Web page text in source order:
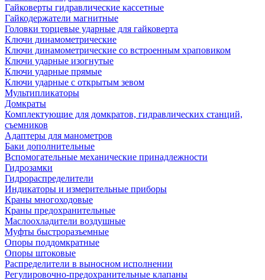
Гайковерты гидравлические кассетные
Гайкодержатели магнитные
Головки торцевые ударные для гайковерта
Ключи динамометрические
Ключи динамометрические со встроенным храповиком
Ключи ударные изогнутые
Ключи ударные прямые
Ключи ударные с открытым зевом
Мультипликаторы
Домкраты
Комплектующие для домкратов, гидравлических станций,
съемников
Адаптеры для манометров
Баки дополнительные
Вспомогательные механические принадлежности
Гидрозамки
Гидрораспределители
Индикаторы и измерительные приборы
Краны многоходовые
Краны предохранительные
Маслоохладители воздушные
Муфты быстроразъемные
Опоры поддомкратные
Опоры штоковые
Распределители в выносном исполнении
Регулировочно-предохранительные клапаны